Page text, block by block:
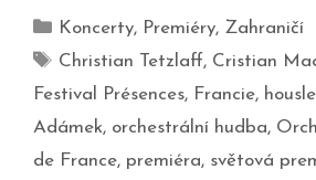
Koncerty, Premiéry, Zahraničí
Christian Tetzlaff, Cristian
Festival Présences, Francie, housle
Adámek, orchestrální hudba,
de France, premiéra, světová